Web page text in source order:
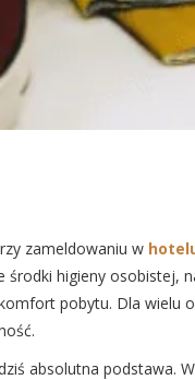
zameldowaniu w
higieny osobistej,
pobytu. Dla wielu
absolutna podstawa.